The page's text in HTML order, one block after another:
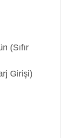
(Sıfır
Girişi)